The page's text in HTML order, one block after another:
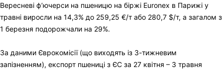
Вересневі ф’ючерси на пшеницю на біржі Euronex в Парижі у
травні виросли на 14,3% до 259,25 €/т або 280,7 $/т, а загалом з
1 березня подорожчали на 29%.
За даними Єврокомісії (що виходять із 3-тижневим
запізненням), експорт пшениці з ЄС за 27 квітня – 3 травня